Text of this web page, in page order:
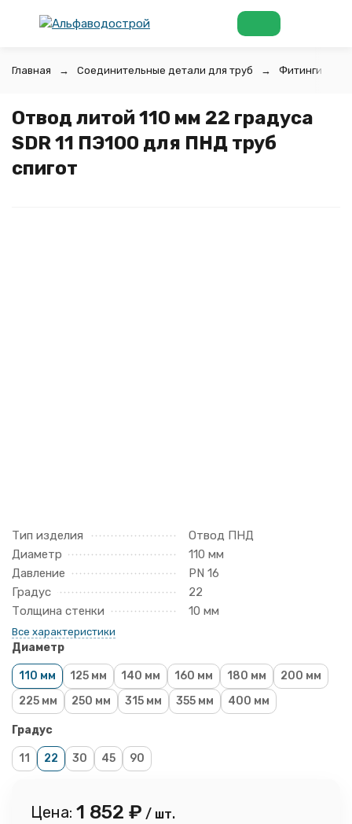
Главная Соединительные детали для труб Фитинги для
Отвод литой 110 мм 22 градуса
SDR 11 ПЭ100 для ПНД труб
спигот
Тип изделия
Отвод ПНД
Диаметр
110 мм
Давление
PN 16
Градус
22
Толщина стенки
10 мм
Все характеристики
Диаметр
110 мм 125 мм 140 мм 160 мм 180 мм
200 мм
225 мм
250 мм 315 мм 355 мм 400 мм
Градус
11 22 30 45 90
Цена: 1 852 ₽ / шт.